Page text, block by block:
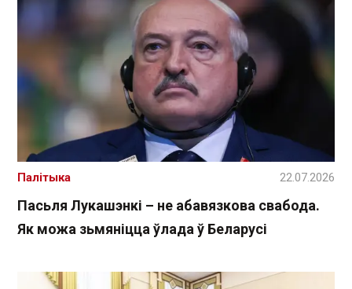
Пасьля Лукашэнкі – не абавязкова свабода.
Як можа зьмяніцца ўлада ў Беларусі
Палітыка 22.07.2026